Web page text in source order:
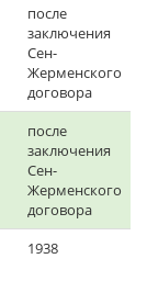
после
заключения
Сен-
Жерменского
договора
после
заключения
Сен-
Жерменского
договора
1938